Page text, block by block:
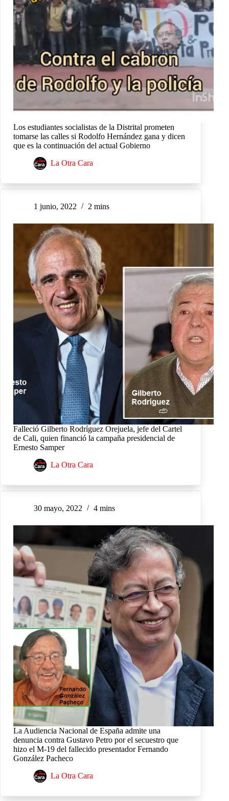
Los estudiantes socialistas de la Distrital prometen
tomarse las calles si Rodolfo Hernández gana y dicen
que es la continuación del actual Gobierno
La Otra Cara
1 junio, 2022 2 mins
Falleció Gilberto Rodríguez Orejuela, jefe del Cartel
de Cali, quien financió la campaña presidencial de
Ernesto Samper
La Otra Cara
30 mayo, 2022 4 mins
La Audiencia Nacional de España admite una
denuncia contra Gustavo Petro por el secuestro que
hizo el M-19 del fallecido presentador Fernando
González Pacheco
La Otra Cara